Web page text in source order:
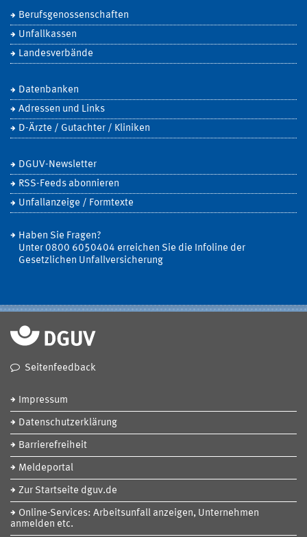
Berufsgenossenschaften
Unfallkassen
Landesverbände
Datenbanken
Adressen und Links
D-Ärzte / Gutachter / Kliniken
DGUV-Newsletter
RSS-Feeds abonnieren
Unfallanzeige / Formtexte
Haben Sie Fragen?
Unter 0800 6050404 erreichen Sie die Infoline der
Gesetzlichen Unfallversicherung
Seitenfeedback
Impressum
Datenschutzerklärung
Barrierefreiheit
Meldeportal
Zur Startseite dguv.de
Online-Services: Arbeitsunfall anzeigen, Unternehmen
anmelden etc.